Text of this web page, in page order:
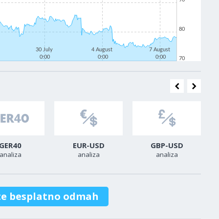
30 July
0:00
4 August
0:00
7 August
0:00
70
80
EUR-USD
analiza
GBP-USD
analiza
besplatno odmah